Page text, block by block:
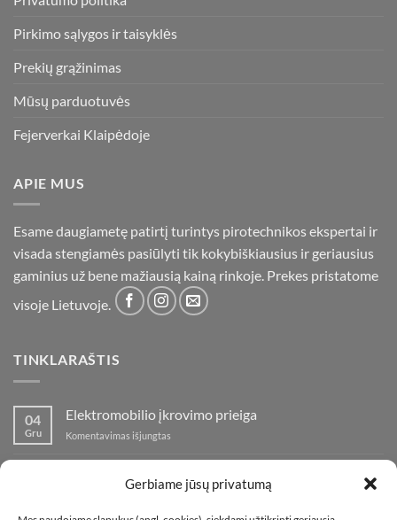
Gerbiame jūsų privatumą
Pirkimo sąlygos ir taisyklės
Prekių grąžinimas
Mūsų parduotuvės
Fejerverkai Klaipėdoje
APIE MUS
Esame daugiametę patirtį turintys pirotechnikos ekspertai ir
visada stengiamės pasiūlyti tik kokybiškiausius ir geriausius
gaminius už bene mažiausią kainą rinkoje. Prekes pristatome
visoje Lietuvoje.
TINKLARAŠTIS
04
Gru
Elektromobilio įkrovimo prieiga
Komentavimas išjungtas
prieiga
Komentavimas išjungtasįraše